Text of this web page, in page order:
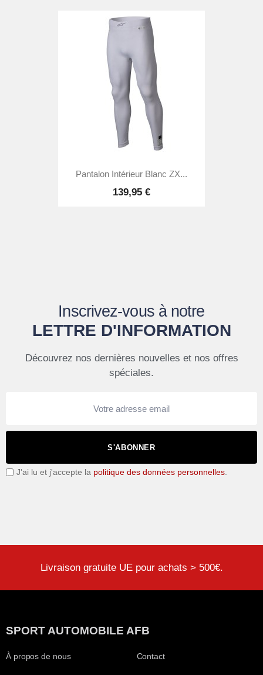
Pantalon Intérieur Blanc ZX...
139,95 €
Inscrivez-vous à notre
LETTRE D'INFORMATION
Découvrez nos dernières nouvelles et nos offres
spéciales.
S'ABONNER
J'ai lu et j'accepte la politique des données personnelles
Livraison gratuite UE pour achats > 500€.
SPORT AUTOMOBILE AFB
À propos de nous Contact